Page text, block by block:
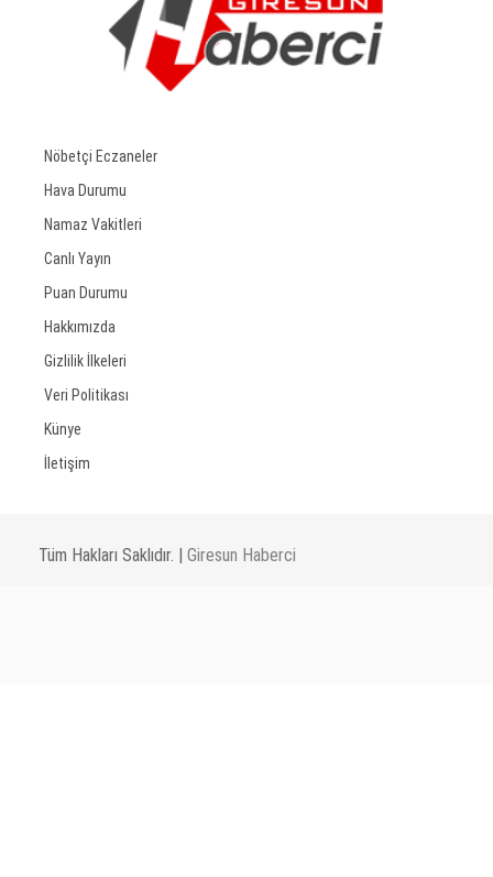
Nöbetçi Eczaneler
Hava Durumu
Namaz Vakitleri
Canlı Yayın
Puan Durumu
Hakkımızda
Gizlilik İlkeleri
Veri Politikası
Künye
İletişim
Tüm Hakları Saklıdır. | Giresun Haberci